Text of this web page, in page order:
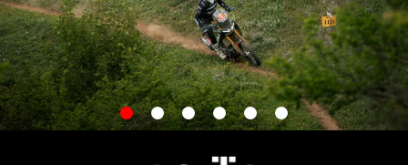
item
0
item
1
item
2
item
3
item
4
item
5
Item
Item